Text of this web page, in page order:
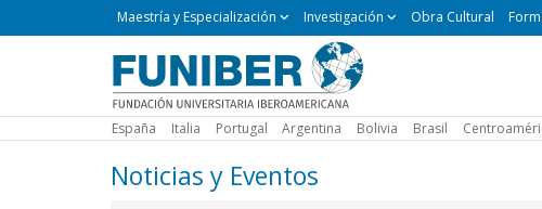
Maestría
Maestría y Especialización Investigación Obra Cultural
España Italia Portugal Argentina Bolivia Brasil
Noticias y Eventos